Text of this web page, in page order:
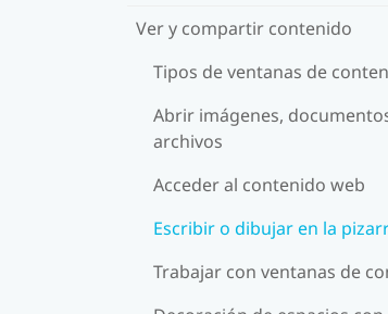
Ver y compartir contenido
Tipos de ventanas de
Abrir imágenes,
archivos
Acceder al contenido web
Escribir o dibujar en la
Trabajar con ventanas de